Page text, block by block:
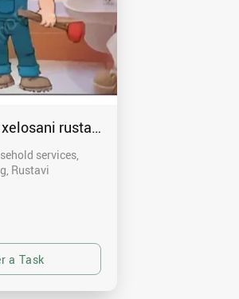
rustavshi - 591 00 46 80
services,
Rustavi